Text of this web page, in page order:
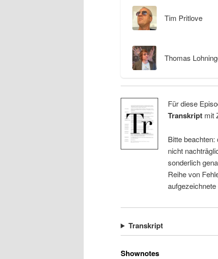
Tim Pritlove
Thomas
Für diese
Transkriptmit
Bitte
nicht
sonderlich
Reihe von
Transkript
Shownotes